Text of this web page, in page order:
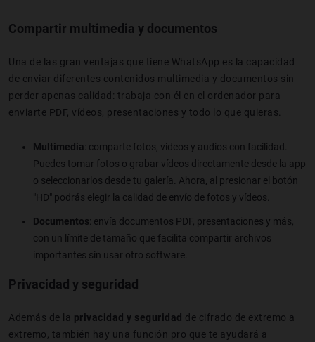
Compartir multimedia y documentos
Una de las gran ventajas que tiene WhatsApp es la capacidad
de enviar diferentes contenidos multimedia y documentos sin
perder apenas calidad: trabaja con él en el ordenador para
enviarte PDF, vídeos, presentaciones y todo lo que quieras.
Multimedia: comparte fotos, videos y audios con facilidad.
Puedes tomar fotos o grabar vídeos directamente desde la app
o seleccionarlos desde tu galería. Ahora, al presionar el botón
"HD" podrás elegir la calidad de envío de fotos y vídeos.
Documentos: envía documentos PDF, presentaciones y más,
con un límite de tamaño que facilita compartir archivos
importantes sin usar otro software.
Privacidad y seguridad
Además de la privacidad y seguridad de cifrado de extremo a
extremo, también hay una función pro que te ayudará a